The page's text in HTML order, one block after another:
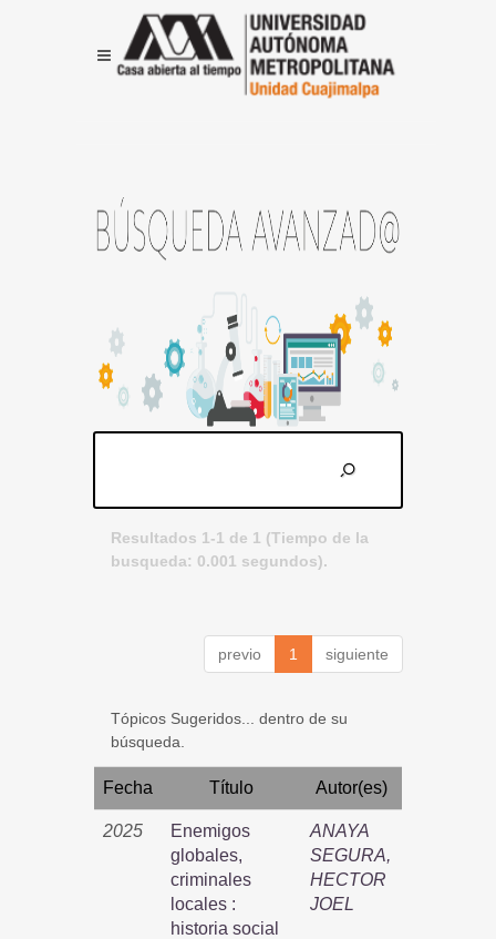
Resultados 1-1 de 1 (Tiempo de la
busqueda: 0.001 segundos).
previo 1 siguiente
Tópicos Sugeridos... dentro de su
búsqueda.
Fecha Título Autor(es)
2025
Enemigos
globales,
criminales
locales :
historia social
ANAYA
SEGURA,
HECTOR
JOEL